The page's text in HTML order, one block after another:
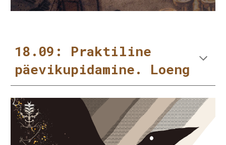
18.09: Praktiline
päevikupidamine. Loeng